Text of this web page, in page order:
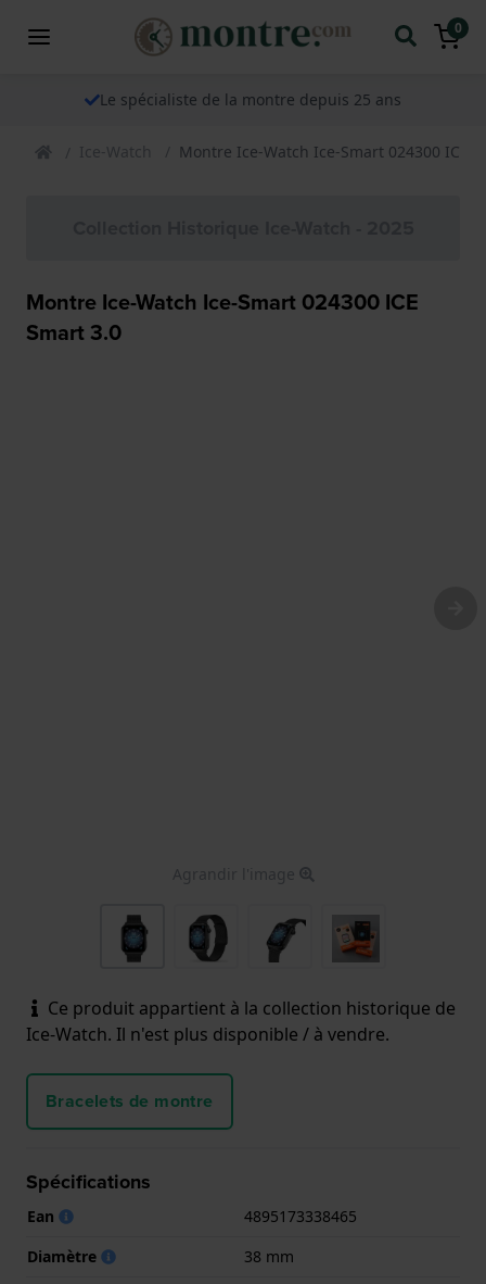
0
Le spécialiste de la montre depuis 25 ans
Ice-Watch Montre Ice-Watch Ice-Smart 024300 ICE
Montre Ice-Watch Ice-Smart 024300 ICE
Smart 3.0
Agrandir l'image
Ce produit appartient à la collection historique de
Ice-Watch. Il n'est plus disponible / à vendre.
Bracelets de montre
Spécifications
Ean
4895173338465
Diamètre
38 mm